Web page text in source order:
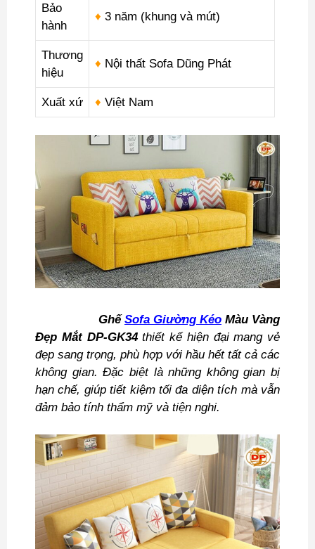
Bảo
hành
♦ 3 năm (khung và mút)
Thương
hiệu
♦ Nội thất Sofa Dũng Phát
Xuất xứ ♦ Việt Nam
Ghế Sofa Giường Kéo Màu Vàng
Đẹp Mắt DP-GK34thiết kế hiện đại mang vẻ
đẹp sang trọng, phù hợp với hầu hết tất cả các
không gian. Đặc biệt là những không gian bị
hạn chế, giúp tiết kiệm tối đa diện tích mà vẫn
đảm bảo tính thẩm mỹ và tiện nghi.